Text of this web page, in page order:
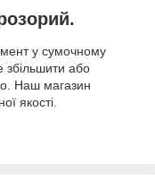
у сумочному
збільшити або
Наш магазин
якості.